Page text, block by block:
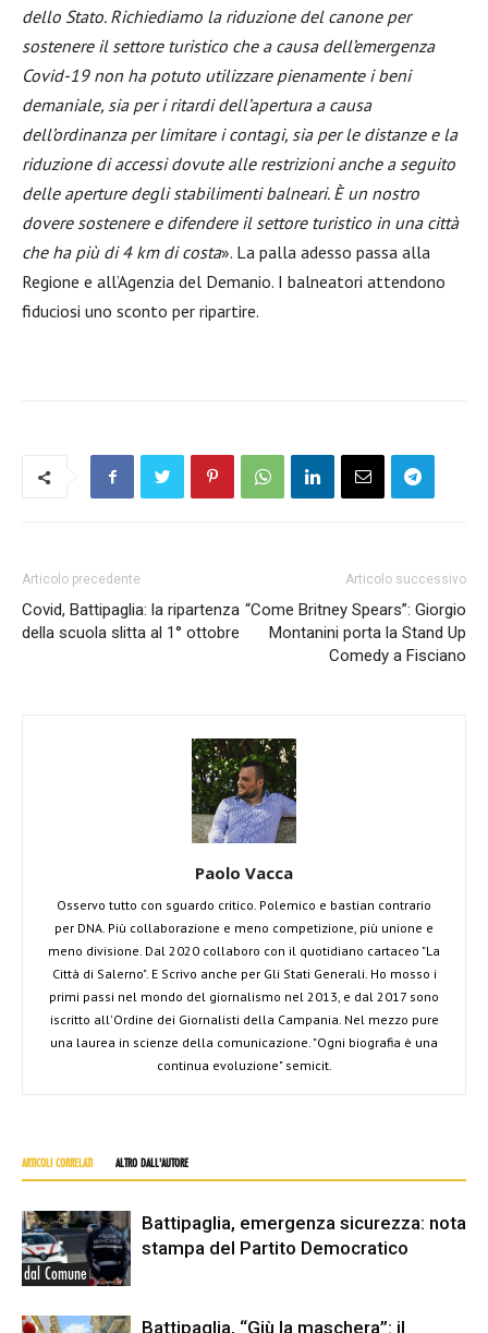
dello Stato. Richiediamo la riduzione del canone per
sostenere il settore turistico che a causa dell’emergenza
Covid-19 non ha potuto utilizzare pienamente i beni
demaniale, sia per i ritardi dell’apertura a causa
dell’ordinanza per limitare i contagi, sia per le distanze e la
riduzione di accessi dovute alle restrizioni anche a seguito
delle aperture degli stabilimenti balneari. È un nostro
dovere sostenere e difendere il settore turistico in una città
che ha più di 4 km di costa». La palla adesso passa alla
Regione e all’Agenzia del Demanio. I balneatori attendono
fiduciosi uno sconto per ripartire.
Articolo precedente
Covid, Battipaglia: la ripartenza
della scuola slitta al 1° ottobre
Articolo successivo
“Come Britney Spears”: Giorgio
Montanini porta la Stand Up
Comedy a Fisciano
Paolo Vacca
Osservo tutto con sguardo critico. Polemico e bastian contrario
per DNA. Più collaborazione e meno competizione, più unione e
meno divisione. Dal 2020 collaboro con il quotidiano cartaceo "La
Città di Salerno". E Scrivo anche per Gli Stati Generali. Ho mosso i
primi passi nel mondo del giornalismo nel 2013, e dal 2017 sono
iscritto all'Ordine dei Giornalisti della Campania. Nel mezzo pure
una laurea in scienze della comunicazione. "Ogni biografia è una
continua evoluzione" semicit.
ARTICOLI CORRELATI ALTRO DALL'AUTORE
dal Comune
Battipaglia, emergenza sicurezza: nota
stampa del Partito Democratico
Battipaglia, “Giù la maschera”: il